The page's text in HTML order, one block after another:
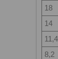
18
14
11,4
8,2